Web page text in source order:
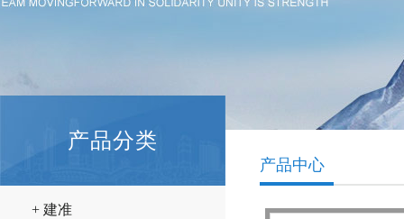
产品分类
+ 建准
产品中心